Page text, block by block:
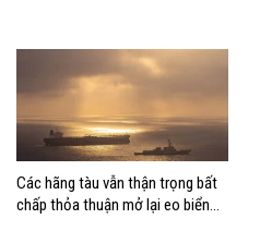
Các hãng tàu vẫn thận trọng bất
chấp thỏa thuận mở lại eo biển